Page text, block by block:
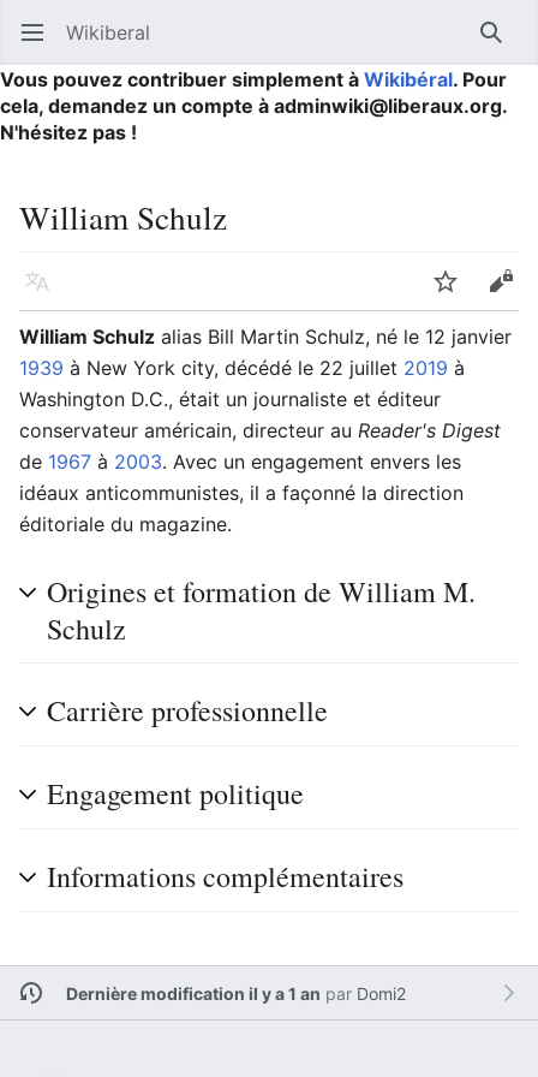
Ouvrir le menu principal Wikiberal
Vous pouvez contribuer simplement à Wikibéral. Pour
cela, demandez un compte à adminwiki@liberaux.org.
N'hésitez pas !
William Schulz
Langue Suivre
William Schulz alias Bill Martin Schulz, né le 12 janvier
1939 à New York city, décédé le 22 juillet 2019 à
Washington D.C., était un journaliste et éditeur
conservateur américain, directeur au Reader's Digest
de 1967 à 2003. Avec un engagement envers les
idéaux anticommunistes, il a façonné la direction
éditoriale du magazine.
Origines et formation de William M.
Schulz
Carrière professionnelle
Engagement politique
Informations complémentaires
Dernière modification il y a 1 an par Domi2